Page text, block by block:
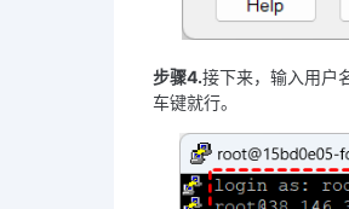
步骤4.接下来，输入用户
车键就行。